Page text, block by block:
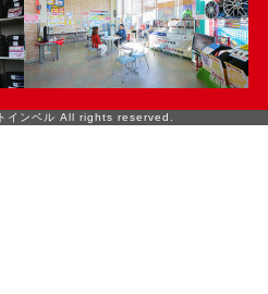
インベル All rights reserved.